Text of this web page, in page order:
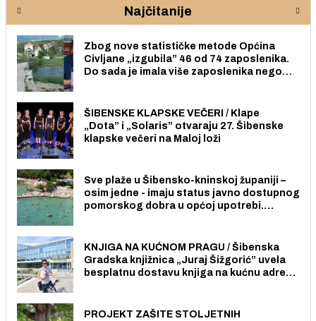
Najčitanije
Zbog nove statističke metode Općina
Civljane „izgubila” 46 od 74 zaposlenika.
Do sada je imala više zaposlenika nego
ŠIBENSKE KLAPSKE VEČERI / Klape
„Dota” i „Solaris” otvaraju 27. Šibenske
klapske večeri na Maloj loži
Sve plaže u Šibensko-kninskoj županiji –
osim jedne - imaju status javno dostupnog
pomorskog dobra u općoj upotrebi.
KNJIGA NA KUĆNOM PRAGU / Šibenska
Gradska knjižnica „Juraj Šižgorić” uvela
besplatnu dostavu knjiga na kućnu adresu
PROJEKT ZAŠITE STOLJETNIH